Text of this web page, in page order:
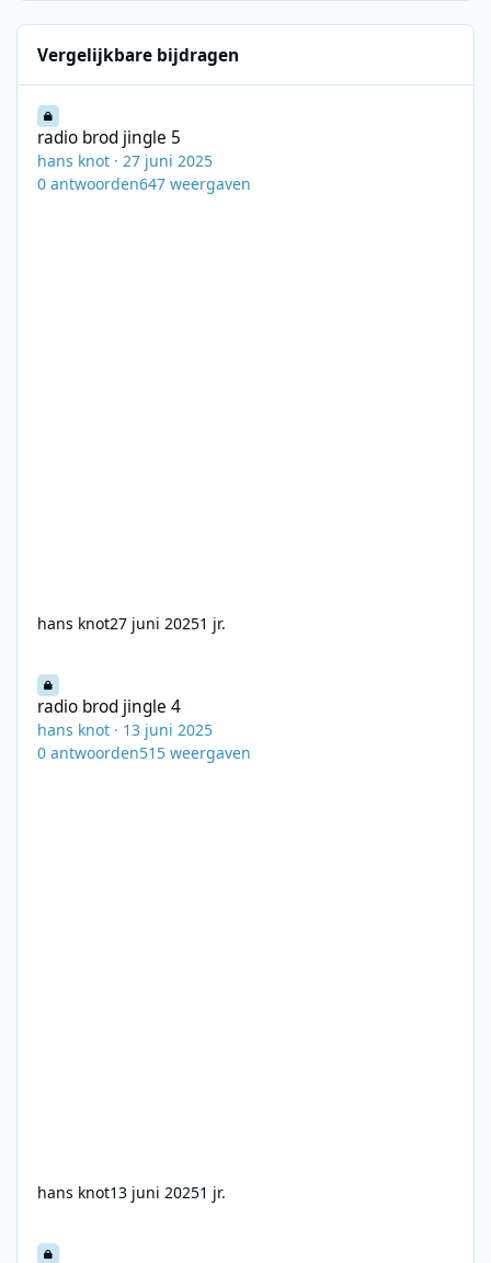
Vergelijkbare bijdragen
radio brod jingle 5
hans knot ·27 juni 2025
0 antwoorden647 weergaven
hans knot27 juni 20251 jr.
radio brod jingle 4
hans knot · 13 juni 2025
0 antwoorden515 weergaven
hans knot13 juni 20251 jr.